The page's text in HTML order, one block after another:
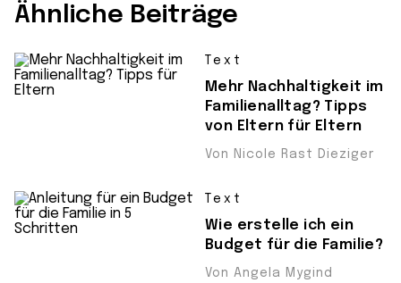
Ähnliche Beiträge
Text
Mehr Nachhaltigkeit im
Familienalltag? Tipps
von Eltern für Eltern
Von Nicole Rast Dieziger
Text
Wie erstelle ich ein
Budget für die Familie?
Von Angela Mygind